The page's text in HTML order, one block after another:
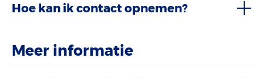
Hoe kan ik contact opnemen?
Meer informatie